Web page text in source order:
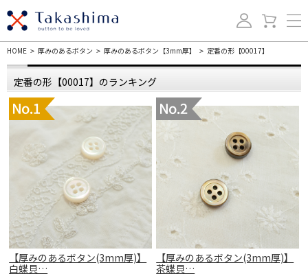
HOME > 厚みのあるボタン > 厚みのあるボタン【3mm厚】 > 定番の形【00017】
定番の形【00017】のランキング
【厚みのあるボタン(3mm厚)】
白蝶貝…
【厚みのあるボタン(3mm厚)】
茶蝶貝…